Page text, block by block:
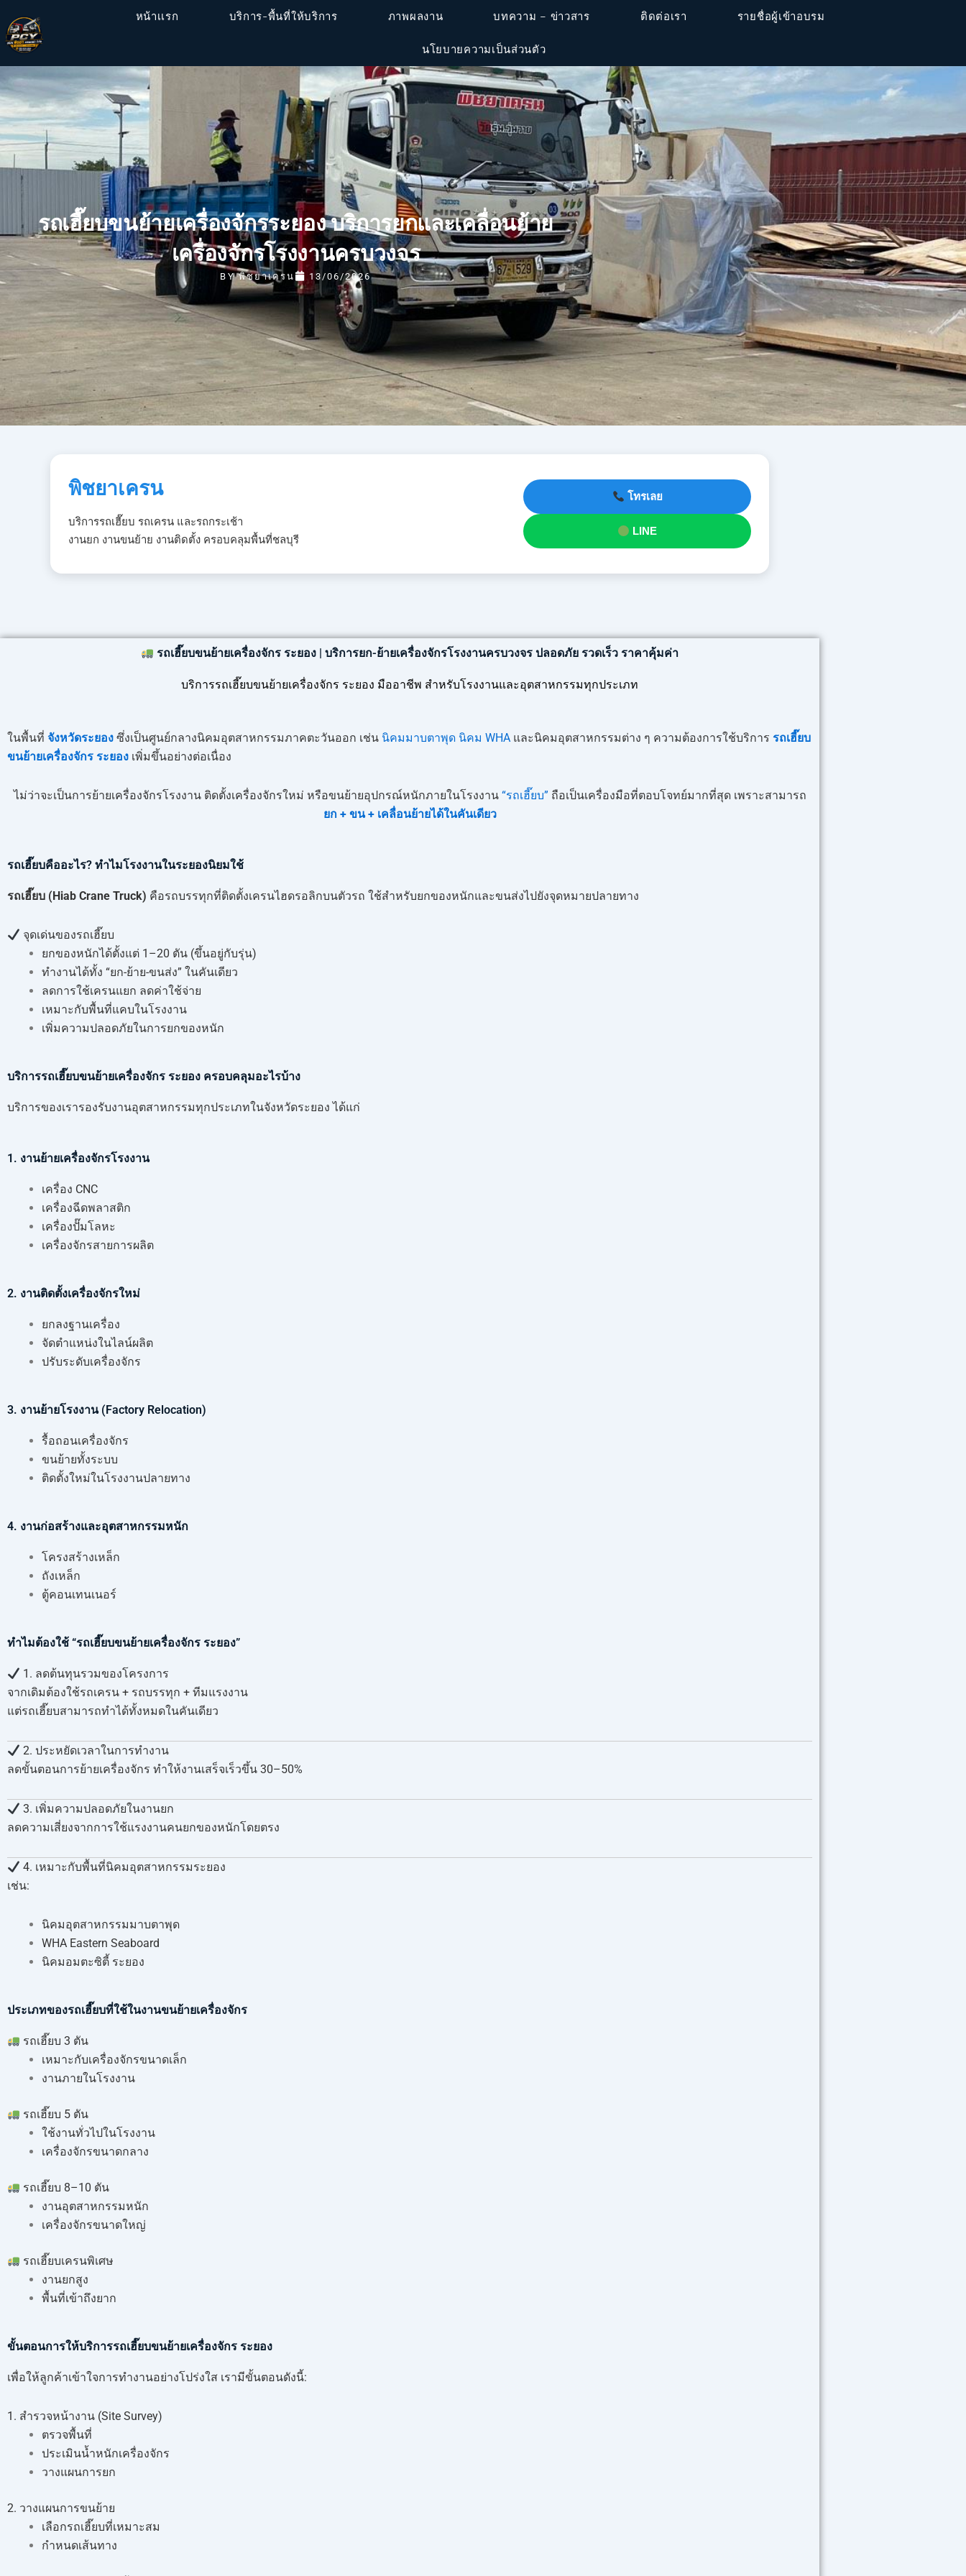
หน้าเเรก บริการ-พื้นที่ให้บริการ ภาพผลงาน บทความ – ข่าวสาร ติดต่อเรา รายชื่อผู้เข้าอบรม
นโยบายความเป็นส่วนตัว
รถเฮี๊ยบขนย้ายเครื่องจักรระยอง บริการยกและเคลื่อนย้าย
เครื่องจักรโรงงานครบวงจร
BYพิชยาเครน 13/06/2026
พิชยาเครน
บริการรถเฮี๊ยบ รถเครน และรถกระเช้า
งานยก งานขนย้าย งานติดตั้ง ครอบคลุมพื้นที่ชลบุรี
โทรเลย
LINE
รถเฮี๊ยบขนย้ายเครื่องจักร ระยอง | บริการยก-ย้ายเครื่องจักรโรงงานครบวงจร ปลอดภัย รวดเร็ว ราคาคุ้มค่า
บริการรถเฮี๊ยบขนย้ายเครื่องจักร ระยอง มืออาชีพ สำหรับโรงงานและอุตสาหกรรมทุกประเภท
ในพื้นที่ จังหวัดระยอง ซึ่งเป็นศูนย์กลางนิคมอุตสาหกรรมภาคตะวันออก เช่น นิคมมาบตาพุด นิคม WHA และนิคมอุตสาหกรรมต่าง ๆ ความต้องการใช้บริการ รถเฮี๊ยบ
ขนย้ายเครื่องจักร ระยอง เพิ่มขึ้นอย่างต่อเนื่อง
ไม่ว่าจะเป็นการย้ายเครื่องจักรโรงงาน ติดตั้งเครื่องจักรใหม่ หรือขนย้ายอุปกรณ์หนักภายในโรงงาน “รถเฮี๊ยบ” ถือเป็นเครื่องมือที่ตอบโจทย์มากที่สุด เพราะสามารถ
ยก + ขน + เคลื่อนย้ายได้ในคันเดียว
รถเฮี๊ยบคืออะไร? ทำไมโรงงานในระยองนิยมใช้
รถเฮี๊ยบ (Hiab Crane Truck) คือรถบรรทุกที่ติดตั้งเครนไฮดรอลิกบนตัวรถ ใช้สำหรับยกของหนักและขนส่งไปยังจุดหมายปลายทาง
จุดเด่นของรถเฮี๊ยบ
ยกของหนักได้ตั้งแต่ 1–20 ตัน (ขึ้นอยู่กับรุ่น)
ทำงานได้ทั้ง “ยก-ย้าย-ขนส่ง” ในคันเดียว
ลดการใช้เครนแยก ลดค่าใช้จ่าย
เหมาะกับพื้นที่แคบในโรงงาน
เพิ่มความปลอดภัยในการยกของหนัก
บริการรถเฮี๊ยบขนย้ายเครื่องจักร ระยอง ครอบคลุมอะไรบ้าง
บริการของเรารองรับงานอุตสาหกรรมทุกประเภทในจังหวัดระยอง ได้แก่
1. งานย้ายเครื่องจักรโรงงาน
เครื่อง CNC
เครื่องฉีดพลาสติก
เครื่องปั๊มโลหะ
เครื่องจักรสายการผลิต
2. งานติดตั้งเครื่องจักรใหม่
ยกลงฐานเครื่อง
จัดตำแหน่งในไลน์ผลิต
ปรับระดับเครื่องจักร
3. งานย้ายโรงงาน (Factory Relocation)
รื้อถอนเครื่องจักร
ขนย้ายทั้งระบบ
ติดตั้งใหม่ในโรงงานปลายทาง
4. งานก่อสร้างและอุตสาหกรรมหนัก
โครงสร้างเหล็ก
ถังเหล็ก
ตู้คอนเทนเนอร์
ทำไมต้องใช้ “รถเฮี๊ยบขนย้ายเครื่องจักร ระยอง”
1. ลดต้นทุนรวมของโครงการ
จากเดิมต้องใช้รถเครน + รถบรรทุก + ทีมแรงงาน
แต่รถเฮี๊ยบสามารถทำได้ทั้งหมดในคันเดียว
2. ประหยัดเวลาในการทำงาน
ลดขั้นตอนการย้ายเครื่องจักร ทำให้งานเสร็จเร็วขึ้น 30–50%
3. เพิ่มความปลอดภัยในงานยก
ลดความเสี่ยงจากการใช้แรงงานคนยกของหนักโดยตรง
4. เหมาะกับพื้นที่นิคมอุตสาหกรรมระยอง
เช่น:
นิคมอุตสาหกรรมมาบตาพุด
WHA Eastern Seaboard
นิคมอมตะซิตี้ ระยอง
ประเภทของรถเฮี๊ยบที่ใช้ในงานขนย้ายเครื่องจักร
รถเฮี๊ยบ 3 ตัน
เหมาะกับเครื่องจักรขนาดเล็ก
งานภายในโรงงาน
รถเฮี๊ยบ 5 ตัน
ใช้งานทั่วไปในโรงงาน
เครื่องจักรขนาดกลาง
รถเฮี๊ยบ 8–10 ตัน
งานอุตสาหกรรมหนัก
เครื่องจักรขนาดใหญ่
รถเฮี๊ยบเครนพิเศษ
งานยกสูง
พื้นที่เข้าถึงยาก
ขั้นตอนการให้บริการรถเฮี๊ยบขนย้ายเครื่องจักร ระยอง
เพื่อให้ลูกค้าเข้าใจการทำงานอย่างโปร่งใส เรามีขั้นตอนดังนี้:
1. สำรวจหน้างาน (Site Survey)
ตรวจพื้นที่
ประเมินน้ำหนักเครื่องจักร
วางแผนการยก
2. วางแผนการขนย้าย
เลือกรถเฮี๊ยบที่เหมาะสม
กำหนดเส้นทาง